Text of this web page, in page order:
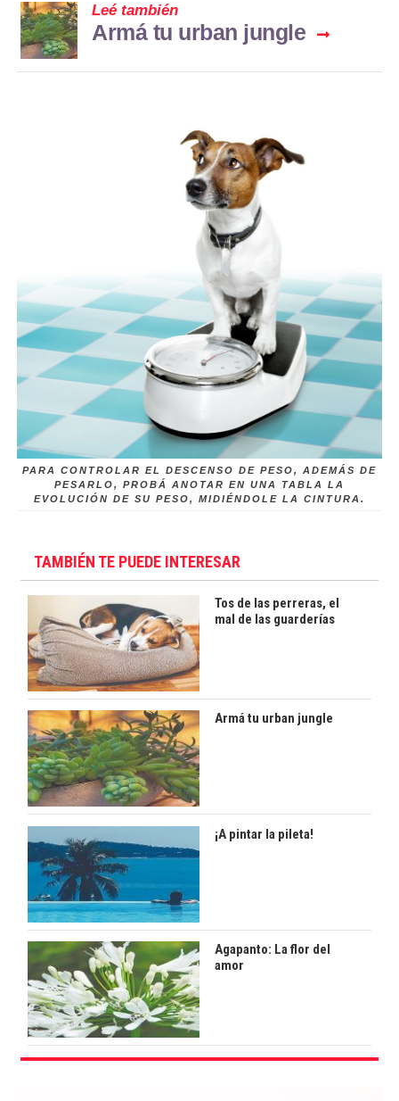
Leé también
Armá tu urban jungle
PARA CONTROLAR EL DESCENSO DE PESO, ADEMÁS DE
PESARLO, PROBÁ ANOTAR EN UNA TABLA LA
EVOLUCIÓN DE SU PESO, MIDIÉNDOLE LA CINTURA.
TAMBIÉN TE PUEDE INTERESAR
Tos de las perreras, el
mal de las guarderías
Armá tu urban jungle
¡A pintar la pileta!
Agapanto: La flor del
amor